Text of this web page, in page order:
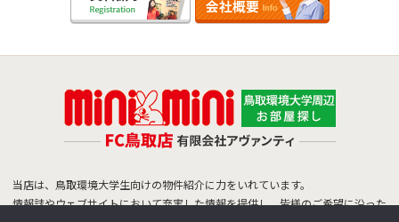
当店は、鳥取環境大学生向けの物件紹介に力をいれています。
情報誌やウェブサイトにおいて充実した情報を提供し、皆様のご希望に沿った